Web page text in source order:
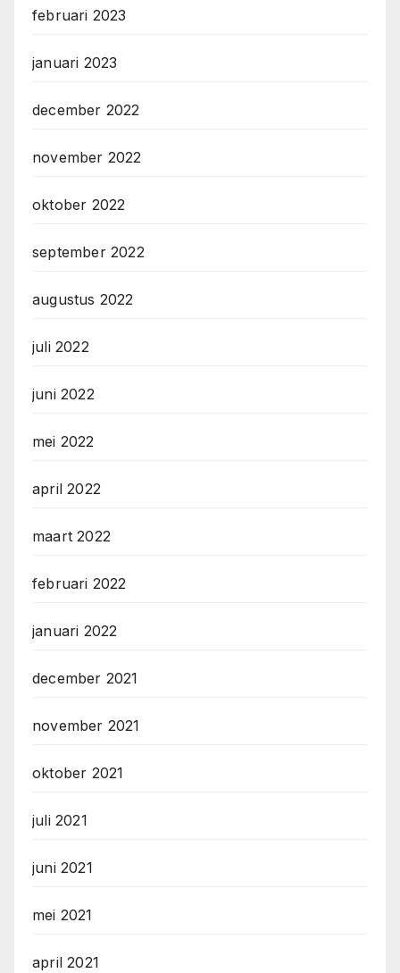
februari 2023
januari 2023
december 2022
november 2022
oktober 2022
september 2022
augustus 2022
juli 2022
juni 2022
mei 2022
april 2022
maart 2022
februari 2022
januari 2022
december 2021
november 2021
oktober 2021
juli 2021
juni 2021
mei 2021
april 2021